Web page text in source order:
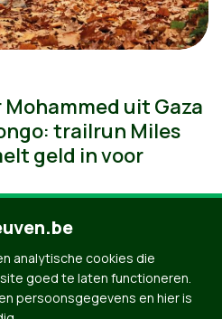
uit Gaza
trailrun Miles
geld in voor
analytische cookies die
goed te laten functioneren.
persoonsgegevens en hier is